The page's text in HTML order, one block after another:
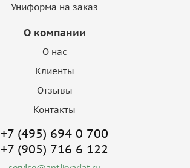
Униформа на заказ
О компании
О нас
Клиенты
Отзывы
Контакты
+7 (495) 694 0 700
+7 (905) 716 6 122